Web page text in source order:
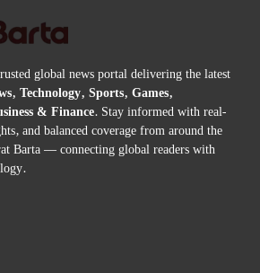
global news portal delivering the latest
Technology, Sports, Games,
& Finance. Stay informed with real-
and balanced coverage from around the
Barta — connecting global readers with